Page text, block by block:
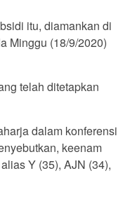
itu, diamankan di
Minggu (18/9/2020)
telah ditetapkan
dalam konferensi
keenam
Y (35), AJN (34),